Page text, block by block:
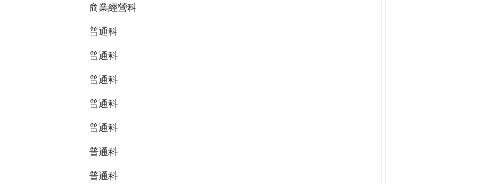
商業經營科
普通科
普通科
普通科
普通科
普通科
普通科
普通科